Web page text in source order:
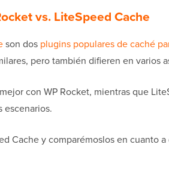
vs. LiteSpeed Cache
son dos plugins populares de caché
pero también difieren en varios
con WP Rocket, mientras que
escenarios.
Cache y comparémoslos en cuanto